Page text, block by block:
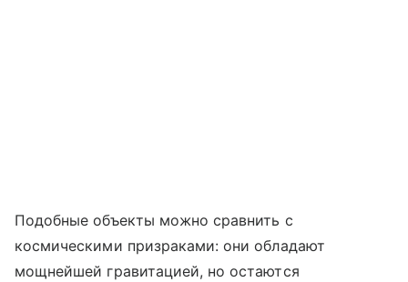
Подобные объекты можно сравнить с
космическими призраками: они обладают
мощнейшей гравитацией, но остаются